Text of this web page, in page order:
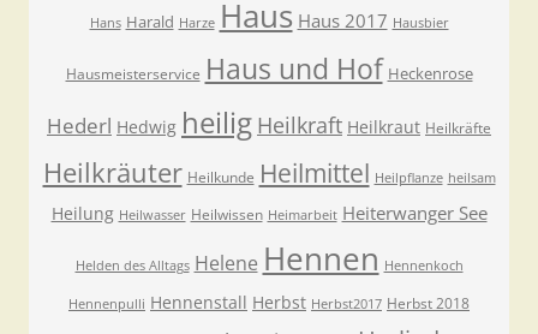
Hans Harald Harze Haus Haus 2017 Hausbier
Hausmeisterservice Haus und Hof Heckenrose
Hederl Hedwig heilig Heilkraft Heilkraut Heilkräfte
Heilkräuter Heilkunde Heilmittel Heilpflanze heilsam
Heilung Heilwasser Heilwissen Heimarbeit Heiterwanger See
Helden des Alltags Helene Hennen Hennenkoch
Hennenpulli Hennenstall Herbst Herbst2017 Herbst 2018